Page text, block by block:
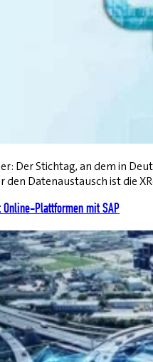
Der Stichtag, an dem in
Datenaustausch ist die
Plattformen mit SAP